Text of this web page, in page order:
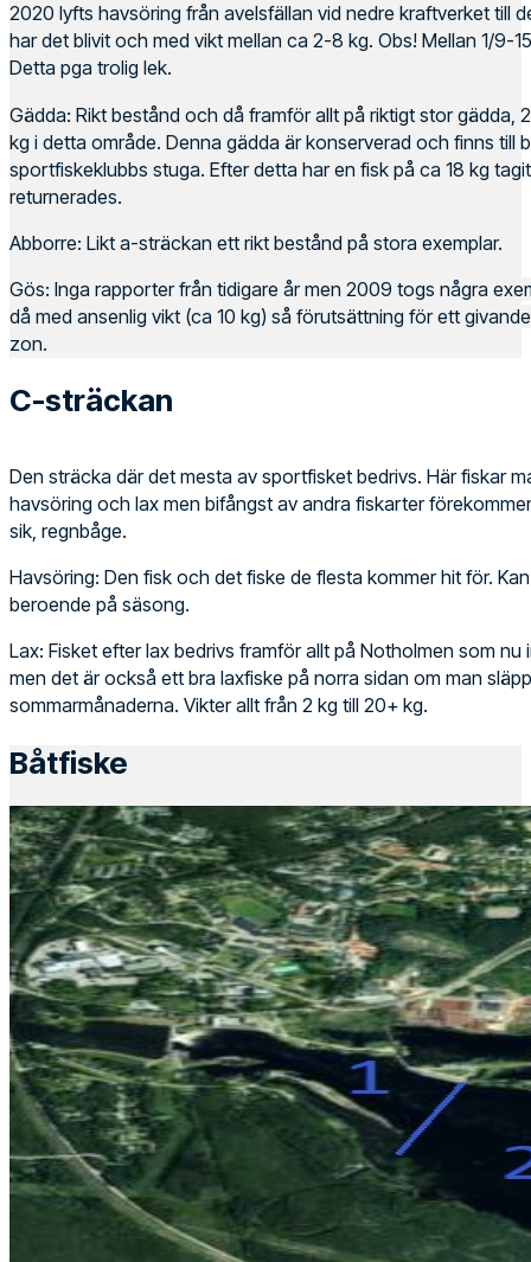
2020 lyfts havsöring från avelsfällan vid nedre kraftverket till
har det blivit och med vikt mellan ca 2-8 kg. Obs! Mellan 1/9-
Detta pga trolig lek.
Gädda: Rikt bestånd och då framför allt på riktigt stor gädda,
kg i detta område. Denna gädda är konserverad och finns till
sportfiskeklubbs stuga. Efter detta har en fisk på ca 18 kg
returnerades.
Abborre: Likt a-sträckan ett rikt bestånd på stora exemplar.
Gös: Inga rapporter från tidigare år men 2009 togs några
då med ansenlig vikt (ca 10 kg) så förutsättning för ett
zon.
C-sträckan
Den sträcka där det mesta av sportfisket bedrivs. Här fiskar
havsöring och lax men bifångst av andra fiskarter
sik, regnbåge.
Havsöring: Den fisk och det fiske de flesta kommer hit för.
beroende på säsong.
Lax: Fisket efter lax bedrivs framför allt på Notholmen som
men det är också ett bra laxfiske på norra sidan om man
sommarmånaderna. Vikter allt från 2 kg till 20+ kg.
Båtfiske